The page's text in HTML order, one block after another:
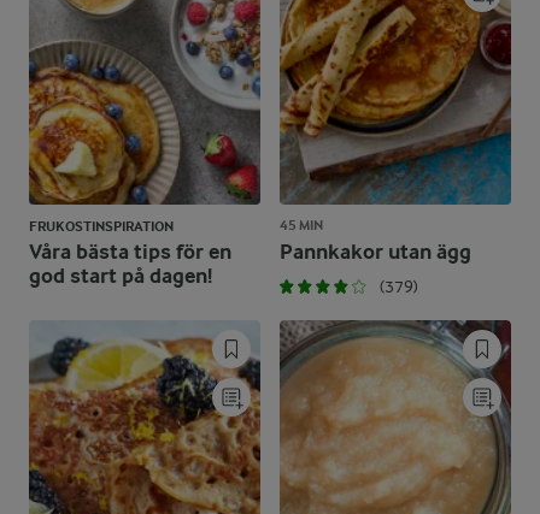
FRUKOSTINSPIRATION
Våra bästa tips för en
god start på dagen!
45 MIN
Pannkakor utan ägg
(379)